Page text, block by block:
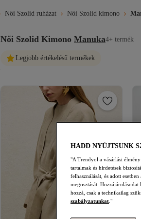
Női Szolid ruházat Női Szolid kimono
Női Szolid Kimono Manuka4+ termék
Legjobb értékelésű termékek
HADD NYÚJTSUNK
"A Trendyol a vásárlási
tartalmak és hirdetések
felhasználását, és adott
megosztását.
hozzá, csak a technikailag
szabályzatunkat ."